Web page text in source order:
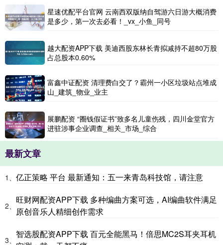
星速优配平台官网 云南西双版纳自驾游六日游大概消费
是多少，第一次去必看！_vx_小鱼_同号
越大配资APP下载 美迪西股东林长青拟减持不超80万股
占总股本0.60%
富鑫中证配资 清理费白交了？霸州一小区垃圾站点堆成
山_建筑_物业_业主
展鹏配资 “圈钱假证书”致多名儿童伤残，四川金堂官方
进驻涉事企业调查_相关_市场_综合
最新文章
1、 亿正策略 平台 最新通知：五一来青岛科技馆，请注意
2、
旺财网配资APP下载 多种编曲方案可选，AI编曲软件满足
原创音乐人精细创作需求
3、
智选股配资APP下载 百元全能黑马！倍思MC2S耳夹耳机